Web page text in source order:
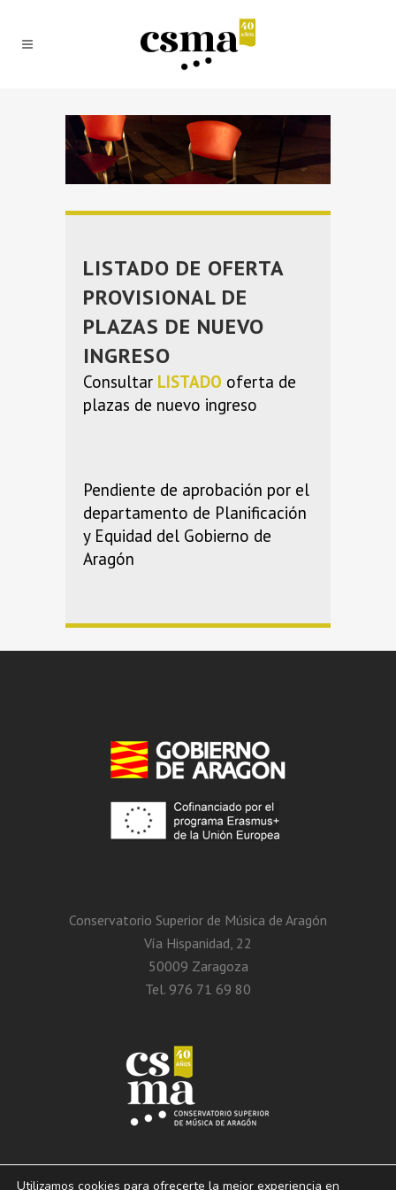
LISTADO DE OFERTA
PROVISIONAL DE
PLAZAS DE NUEVO
INGRESO
Consultar LISTADO oferta de
plazas de nuevo ingreso
Pendiente de aprobación por el
departamento de Planificación
y Equidad del Gobierno de
Aragón
Conservatorio Superior de Música de Aragón
Vía Hispanidad, 22
50009 Zaragoza
Tel. 976 71 69 80
Utilizamos cookies para ofrecerte la mejor experiencia en